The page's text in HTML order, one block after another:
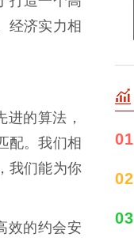
经济实力相
的算法，
配。我们相
我们能为你
效的约会安
01
02
03